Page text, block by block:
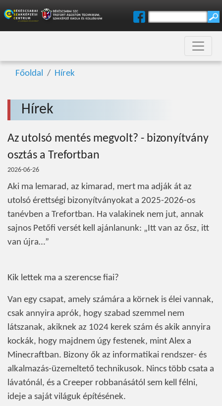
Főoldal Hírek
Hírek
Az utolsó mentés megvolt? - bizonyítvány
osztás a Trefortban
2026-06-26
Aki ma lemarad, az kimarad, mert ma adják át az
utolsó érettségi bizonyítványokat a 2025-2026-os
tanévben a Trefortban. Ha valakinek nem jut, annak
sajnos Petőfi versét kell ajánlanunk: „Itt van az ősz, itt
van újra…”
Kik lettek ma a szerencse fiai?
Van egy csapat, amely számára a körnek is élei vannak,
csak annyira aprók, hogy szabad szemmel nem
látszanak, akiknek az 1024 kerek szám és akik annyira
kockák, hogy majdnem úgy festenek, mint Alex a
Minecraftban. Bizony ők az informatikai rendszer- és
alkalmazás-üzemeltető technikusok. Nincs több csata a
lávatónál, és a Creeper robbanásától sem kell félni,
ideje a saját világuk építésének.